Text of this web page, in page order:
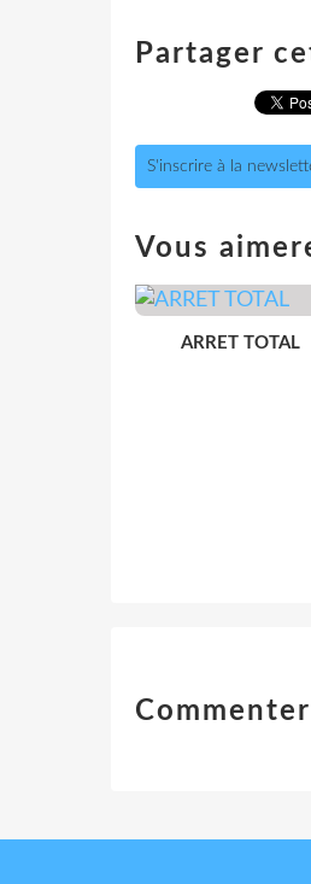
Partager
S'inscrire à la
Vous
ARRET TOTAL